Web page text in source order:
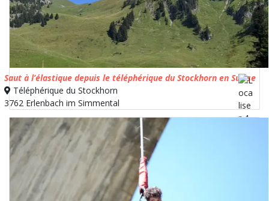
Saut à l’élastique depuis le téléphérique du Stockhorn en Suisse
Téléphérique du Stockhorn
3762 Erlenbach im Simmental